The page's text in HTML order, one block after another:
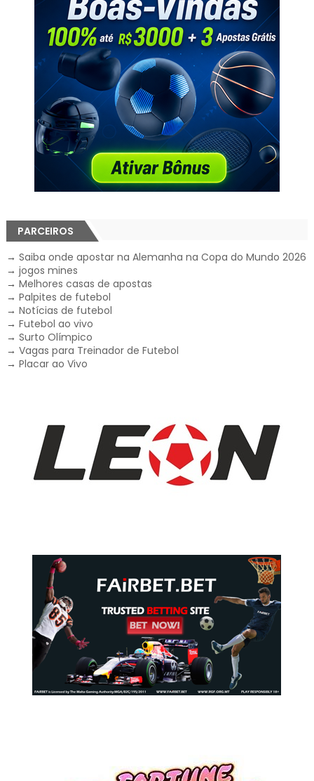
PARCEIROS
→ Saiba onde apostar na Alemanha na Copa do Mundo 2026
→ jogos mines
→ Melhores casas de apostas
→ Palpites de futebol
→ Notícias de futebol
→ Futebol ao vivo
→ Surto Olímpico
→ Vagas para Treinador de Futebol
→ Placar ao Vivo